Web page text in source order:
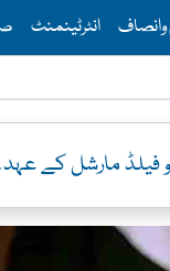
وانصاف انٹرٹینمنٹ
مارشل کے